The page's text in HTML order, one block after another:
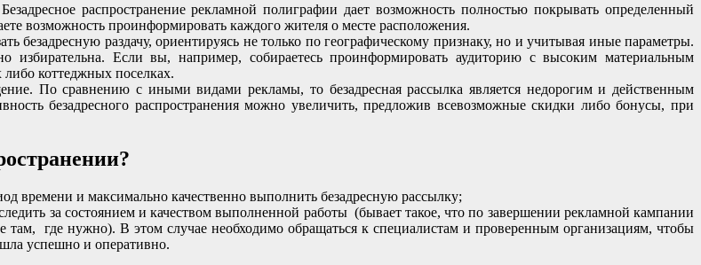
распространение рекламной полиграфии дает возможность полностью покрывать определенный
возможность проинформировать каждого жителя о месте расположения.
безадресную раздачу, ориентируясь не только по географическому признаку, но и учитывая иные параметры.
избирательна. Если вы, например, собираетесь проинформировать аудиторию с высоким материальным
коттеджных поселках.
По сравнению с иными видами рекламы, то безадресная рассылка является недорогим и действенным
безадресного распространения можно увеличить, предложив всевозможные скидки либо бонусы, при
времени и максимально качественно выполнить безадресную рассылку;
за состоянием и качеством выполненной работы (бывает такое, что по завершении рекламной кампании
там, где нужно). В этом случае необходимо обращаться к специалистам и проверенным организациям, чтобы
успешно и оперативно.